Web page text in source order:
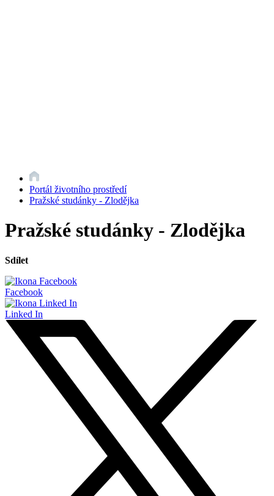
Portál životního prostředí
Pražské studánky - Zlodějka
Pražské studánky - Zlodějka
Sdílet
Facebook
Linked In